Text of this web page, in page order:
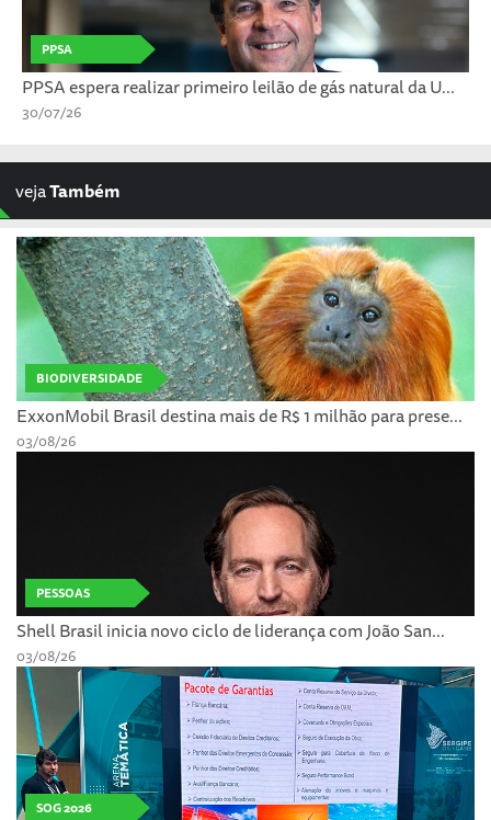
PPSA
PPSA espera realizar primeiro leilão de gás natural da U...
30/07/26
vejaTambém
BIODIVERSIDADE
ExxonMobil Brasil destina mais de R$ 1 milhão para prese...
03/08/26
PESSOAS
Shell Brasil inicia novo ciclo de liderança com João San...
03/08/26
SOG 2026